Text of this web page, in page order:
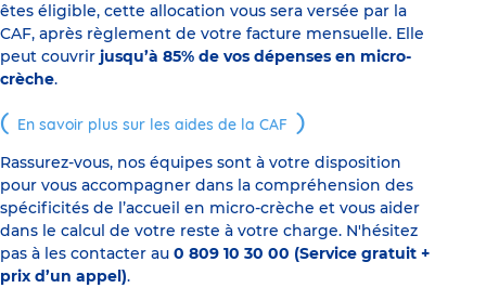
êtes éligible, cette allocation vous sera versée par la
CAF, après règlement de votre facture mensuelle. Elle
peut couvrir jusqu’à 85% de vos dépenses en micro-
crèche.
En savoir plus sur les aides de la CAF
Rassurez-vous, nos équipes sont à votre disposition
pour vous accompagner dans la compréhension des
spécificités de l’accueil en micro-crèche et vous aider
dans le calcul de votre reste à votre charge. N'hésitez
pas à les contacter au 0 809 10 30 00 (Service gratuit +
prix d’un appel).